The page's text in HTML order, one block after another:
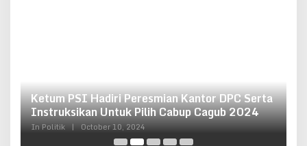
Ketum PSI Hadiri Peresmian Kantor DPC Serta
Instruksikan Untuk Pilih Cabup Cagub 2024
In Politik | October 10, 2024